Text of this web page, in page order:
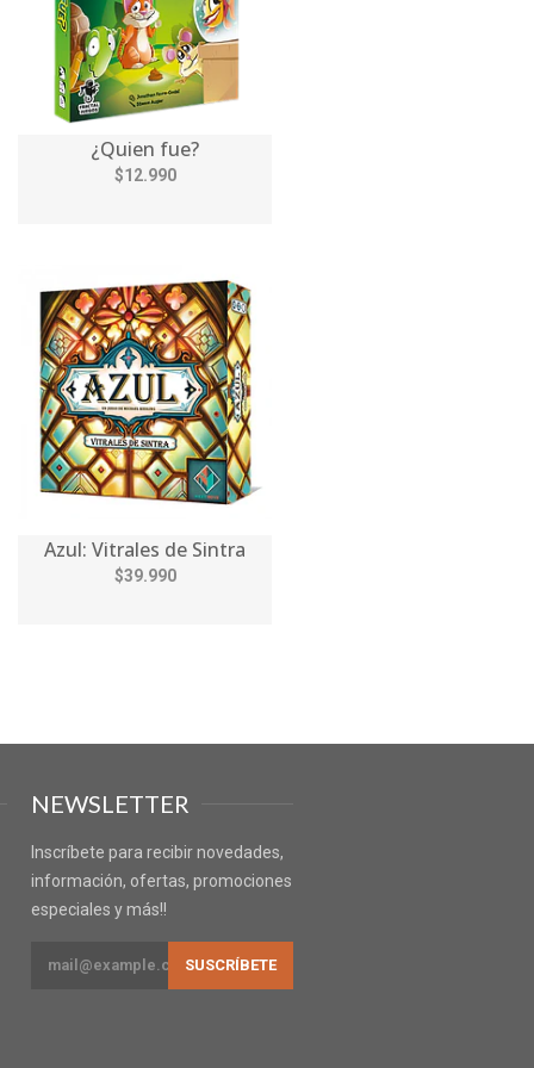
¿Quien fue?
$12.990
Azul: Vitrales de Sintra
$39.990
NEWSLETTER
Inscríbete para recibir novedades,
información, ofertas, promociones
especiales y más!!